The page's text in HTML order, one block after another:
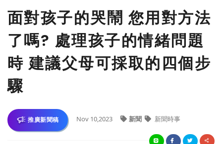
面對孩子的哭鬧 您用對方法
了嗎? 處理孩子的情緒問題
時 建議父母可採取的四個步
驟
推廣新聞稿 Nov 10,2023 新聞 新聞時事